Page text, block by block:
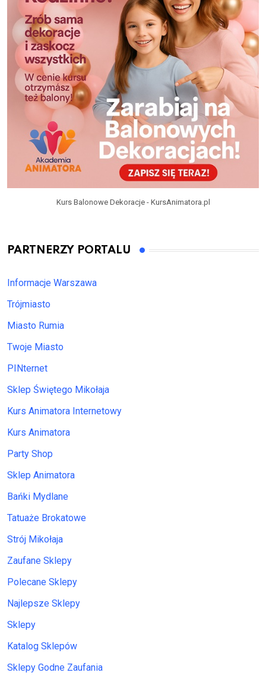
Kurs Balonowe Dekoracje - KursAnimatora.pl
PARTNERZY PORTALU
Informacje Warszawa
Trójmiasto
Miasto Rumia
Twoje Miasto
PINternet
Sklep Świętego Mikołaja
Kurs Animatora Internetowy
Kurs Animatora
Party Shop
Sklep Animatora
Bańki Mydlane
Tatuaże Brokatowe
Strój Mikołaja
Zaufane Sklepy
Polecane Sklepy
Najlepsze Sklepy
Sklepy
Katalog Sklepów
Sklepy Godne Zaufania